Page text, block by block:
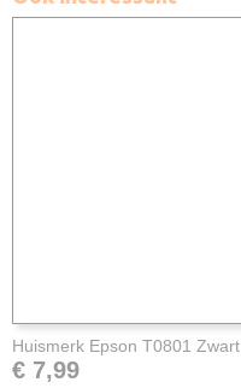
Huismerk Epson T0801 Zwart
€ 7,99